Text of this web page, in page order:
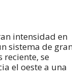
intensidad en
sistema de
reciente, se
el oeste a una